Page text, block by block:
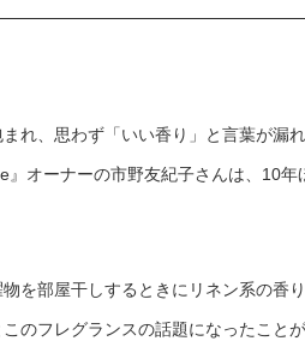
れ、思わず「いい香り」と言葉が漏
』オーナーの市野友紀子さんは、10
を部屋干しするときにリネン系の香
のフレグランスの話題になったこと